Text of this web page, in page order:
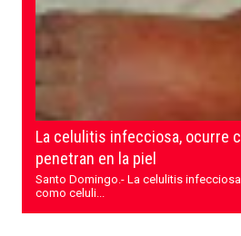
La celulitis infecciosa, ocurre
penetran en la piel
Santo Domingo.- La celulitis
como celuli...